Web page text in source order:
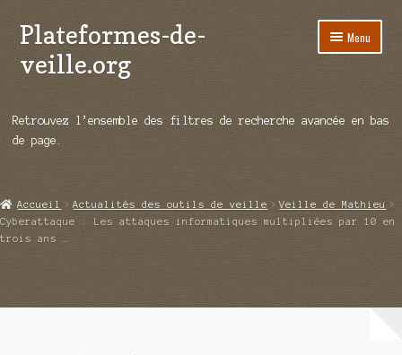
Aller
à
la
Aller
au
contenu
Plateformes-de-
veille.org
Menu
Répertoire d’ouitils
Démos vidéos
Ouvrir
Qui sommes-nous ?
Retrouvez l’ensemble des filtres de recherche avancée en bas
de page.
Accueil Actualités des outils de veille
Veille de Mathieu
Cyberattaque : Les attaques informatiques multipliées par 10 en
trois ans …